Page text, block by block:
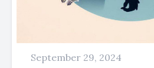
September 29, 2024